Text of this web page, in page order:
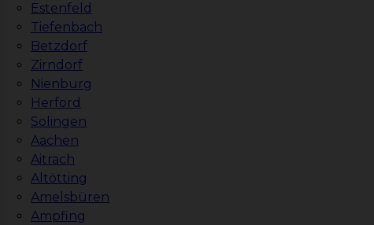
Estenfeld
Tiefenbach
Betzdorf
Zirndorf
Nienburg
Herford
Solingen
Aachen
Aitrach
Altötting
Amelsbüren
Ampfing